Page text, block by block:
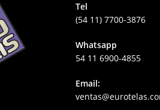
Tel
(54 11) 7700-3876
Whatsapp
54 11 6900-4855
Email: